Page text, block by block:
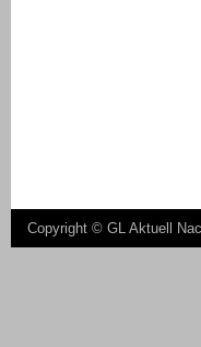
Copyright © GL Aktuell